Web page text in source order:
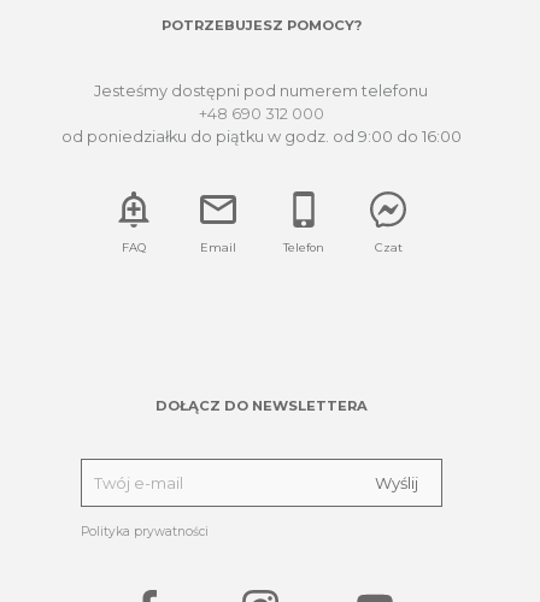
POTRZEBUJESZ POMOCY?
Jesteśmy dostępni pod numerem telefonu
+48 690 312 000
od poniedziałku do piątku w godz. od 9:00 do 16:00
FAQ Email Telefon Czat
DOŁĄCZ DO NEWSLETTERA
Polityka prywatności